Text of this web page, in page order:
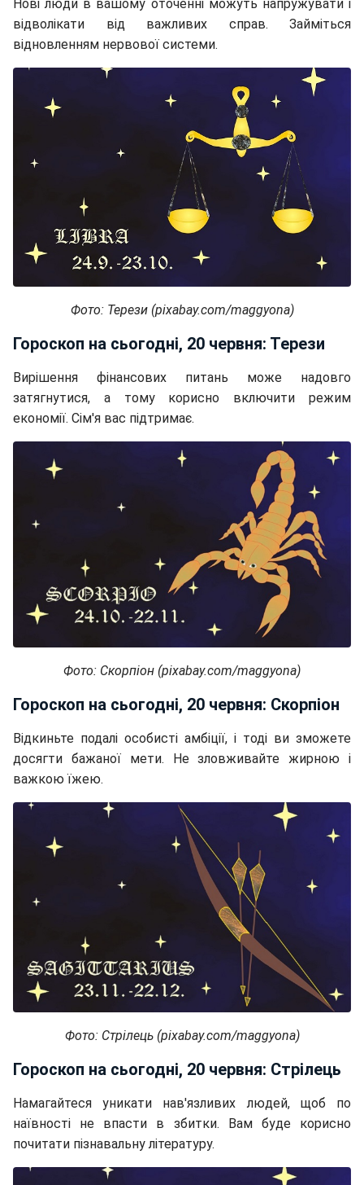
Нові люди в вашому оточенні можуть напружувати і
відволікати від важливих справ. Займіться
відновленням нервової системи.
Фото: Терези (pixabay.com/maggyona)
Гороскоп на сьогодні, 20 червня: Терези
Вирішення фінансових питань може надовго
затягнутися, а тому корисно включити режим
економії. Сім'я вас підтримає.
Фото: Скорпіон (pixabay.com/maggyona)
Гороскоп на сьогодні, 20 червня: Скорпіон
Відкиньте подалі особисті амбіції, і тоді ви зможете
досягти бажаної мети. Не зловживайте жирною і
важкою їжею.
Фото: Стрілець (pixabay.com/maggyona)
Гороскоп на сьогодні, 20 червня: Стрілець
Намагайтеся уникати нав'язливих людей, щоб по
наївності не впасти в збитки. Вам буде корисно
почитати пізнавальну літературу.